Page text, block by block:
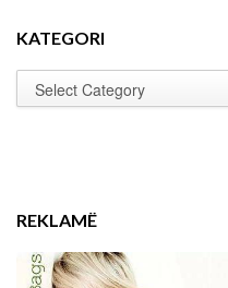
KATEGORI
REKLAMË